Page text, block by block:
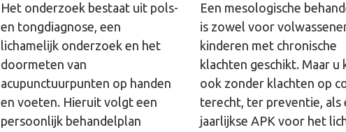
Het onderzoek bestaat uit pols-
en tongdiagnose, een
lichamelijk onderzoek en het
doormeten van
acupunctuurpunten op handen
en voeten. Hieruit volgt een
persoonlijk behandelplan
Een mesologische
is zowel voor
kinderen met chronische
klachten geschikt. Maar u
ook zonder klachten op
terecht, ter preventie, als
jaarlijkse APK voor het